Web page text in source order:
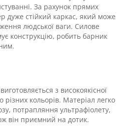
За рахунок прямих
дуже стійкий каркас, який може
людської ваги. Силове
конструкцію, робить барник
з високоякісної
кольорів. Матеріал легко
потрапляння ультрафіолету,
він приємний на дотик.